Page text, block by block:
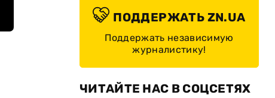
ПОДДЕРЖАТЬ ZN.UA
Поддержать независимую
журналистику!
ЧИТАЙТЕ НАС В СОЦСЕТЯХ